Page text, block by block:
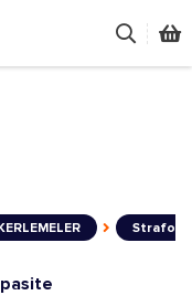
Strafor